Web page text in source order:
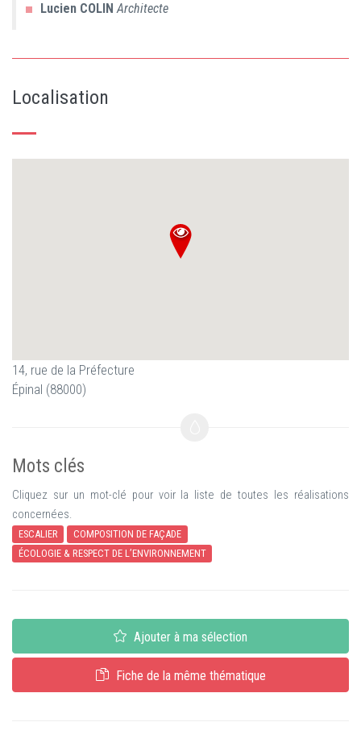
Lucien COLIN Architecte
Localisation
14, rue de la Préfecture
Épinal (88000)
Mots clés
Cliquez sur un mot-clé pour voir la liste de toutes les réalisations
concernées.
ESCALIER
COMPOSITION DE FAÇADE
ÉCOLOGIE & RESPECT DE L’ENVIRONNEMENT
Ajouter à ma sélection
Fiche de la même thématique